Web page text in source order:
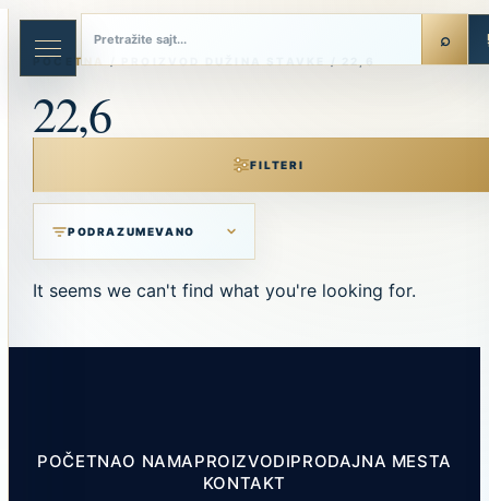
Skip
content
POČETNA
22,6
FILTERI
It seems we can't find what you're looking for.
POČETNAO NAMAPROIZVODIPRODAJNA MESTA
KONTAKT